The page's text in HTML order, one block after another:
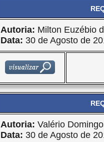
Autoria: Milton Euzébio
Data: 30 de Agosto de
Autoria: Valério
Data: 30 de Agosto de